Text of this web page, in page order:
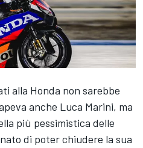
alla Honda non sarebbe
anche Luca Marini, ma
più pessimistica delle
di poter chiudere la sua